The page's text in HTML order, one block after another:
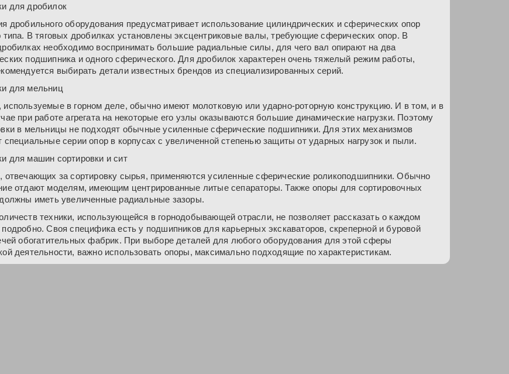
для дробилок
дробильного оборудования предусматривает использование цилиндрических и сферических опор
типа. В тяговых дробилках установлены эксцентриковые валы, требующие сферических опор. В
необходимо воспринимать большие радиальные силы, для чего вал опирают на два
подшипника и одного сферического. Для дробилок характерен очень тяжелый режим работы,
выбирать детали известных брендов из специализированных серий.
для мельниц
в горном деле, обычно имеют молотковую или ударно-роторную конструкцию. И в том, и в
при работе агрегата на некоторые его узлы оказываются большие динамические нагрузки. Поэтому
в мельницы не подходят обычные усиленные сферические подшипники. Для этих механизмов
специальные серии опор в корпусах с увеличенной степенью защиты от ударных нагрузок и пыли.
для машин сортировки и сит
отвечающих за сортировку сырья, применяются усиленные сферические роликоподшипники. Обычно
отдают моделям, имеющим центрированные литые сепараторы. Также опоры для сортировочных
иметь увеличенные радиальные зазоры.
техники, использующейся в горнодобывающей отрасли, не позволяет рассказать о каждом
Своя специфика есть у подшипников для карьерных экскаваторов, скреперной и буровой
обогатительных фабрик. При выборе деталей для любого оборудования для этой сферы
деятельности, важно использовать опоры, максимально подходящие по характеристикам.